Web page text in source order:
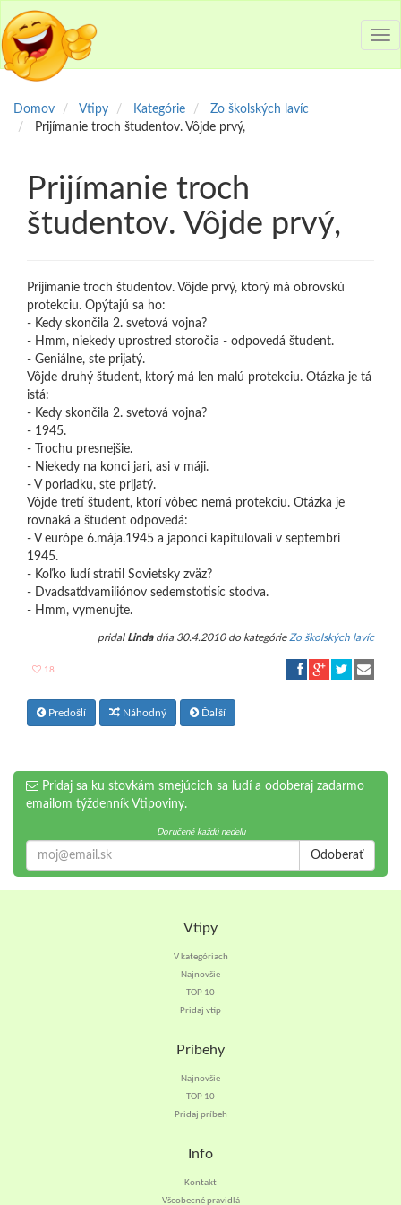
Domov Vtipy Kategórie
Zo školských lavíc
Prijímanie troch študentov. Vôjde prvý,
Prijímanie troch
študentov. Vôjde prvý,
Prijímanie troch študentov. Vôjde prvý, ktorý má obrovskú
protekciu. Opýtajú sa ho:
- Kedy skončila 2. svetová vojna?
- Hmm, niekedy uprostred storočia - odpovedá študent.
- Geniálne, ste prijatý.
Vôjde druhý študent, ktorý má len malú protekciu. Otázka je tá
istá:
- Kedy skončila 2. svetová vojna?
- 1945.
- Trochu presnejšie.
- Niekedy na konci jari, asi v máji.
- V poriadku, ste prijatý.
Vôjde tretí študent, ktorí vôbec nemá protekciu. Otázka je
rovnaká a študent odpovedá:
- V európe 6.mája.1945 a japonci kapitulovali v septembri
1945.
- Koľko ľudí stratil Sovietsky zväz?
- Dvadsaťdvamiliónov sedemstotisíc stodva.
- Hmm, vymenujte.
pridal Lindadňa 30.4.2010 do kategórie Zo školských lavíc
18
Predošlí Náhodný Ďaľší
Pridaj sa ku stovkám smejúcich sa ľudí a odoberaj zadarmo
emailom týždenník Vtipoviny.
Doručené každú nedeľu
Odoberať
Vtipy
V kategóriach
Najnovšie
TOP 10
Pridaj vtip
Príbehy
Najnovšie
TOP 10
Pridaj príbeh
Info
Kontakt
Všeobecné pravidlá